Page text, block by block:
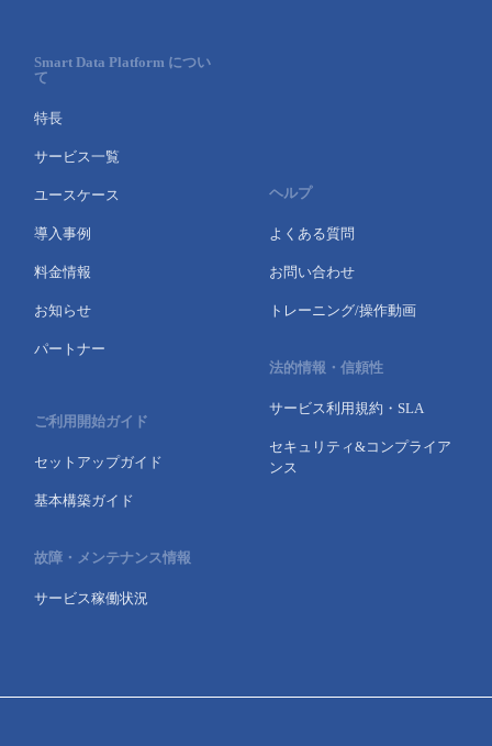
Smart Data Platform につい
て
特長
サービス一覧
ユースケース
導入事例
料金情報
お知らせ
パートナー
ご利用開始ガイド
セットアップガイド
基本構築ガイド
故障・メンテナンス情報
サービス稼働状況
ヘルプ
よくある質問
お問い合わせ
トレーニング/操作動画
法的情報・信頼性
サービス利用規約・SLA
セキュリティ&コンプライア
ンス